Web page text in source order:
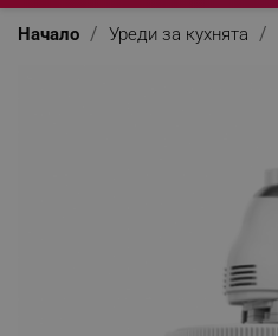
Начало Уреди за кухнята